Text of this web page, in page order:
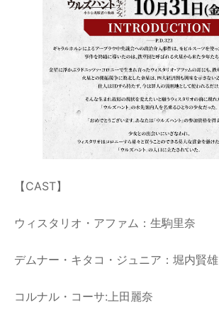
【CAST】
ウィスタリオ・アファム：生駒里奈
デムナー・キタコ・ジュニア：堀内賢雄
コルナル・コーサ:上田麗奈